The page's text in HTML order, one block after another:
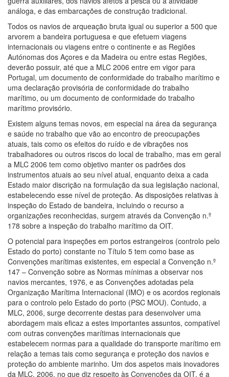
análoga, e das embarcações de construção tradicional.
Todos os navios de arqueação bruta igual ou superior a 500 que
arvorem a bandeira portuguesa e que efetuem viagens
internacionais ou viagens entre o continente e as Regiões
Autónomas dos Açores e da Madeira ou entre estas Regiões,
deverão possuir, até que a MLC 2006 entre em vigor para
Portugal, um documento de conformidade do trabalho marítimo e
uma declaração provisória de conformidade do trabalho
marítimo, ou um documento de conformidade do trabalho
marítimo provisório.
Existem alguns temas novos, em especial na área da segurança
e saúde no trabalho que vão ao encontro de preocupações
atuais, tais como os efeitos do ruído e de vibrações nos
trabalhadores ou outros riscos do local de trabalho, mas em geral
a MLC 2006 tem como objetivo manter os padrões dos
instrumentos atuais ao seu nível atual, enquanto deixa a cada
Estado maior discrição na formulação da sua legislação nacional,
estabelecendo esse nível de proteção. As disposições relativas à
inspeção do Estado de bandeira, incluindo o recurso a
organizações reconhecidas, surgem através da Convenção n.º
178 sobre a inspeção do trabalho marítimo da OIT.
O potencial para inspeções em portos estrangeiros (controlo pelo
Estado do porto) constante no Título 5 tem como base as
Convenções marítimas existentes, em especial a Convenção n.º
147 – Convenção sobre as Normas mínimas a observar nos
navios mercantes, 1976, e as Convenções adotadas pela
Organização Marítima Internacional (IMO) e os acordos regionais
para o controlo pelo Estado do porto (PSC MOU). Contudo, a
MLC, 2006, surge decorrente destas para desenvolver uma
abordagem mais eficaz a estes importantes assuntos, compatível
com outras convenções marítimas internacionais que
estabelecem normas para a qualidade do transporte marítimo em
relação a temas tais como segurança e proteção dos navios e
proteção do ambiente marinho. Um dos aspetos mais inovadores
da MLC, 2006, no que diz respeito às Convenções da OIT, é a